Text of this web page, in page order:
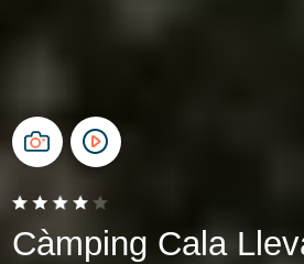
Càmping Cala